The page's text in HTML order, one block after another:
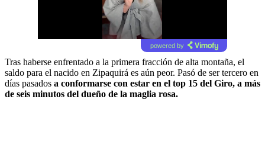
powered by
Tras haberse enfrentado a la primera fracción de alta montaña, el
saldo para el nacido en Zipaquirá es aún peor. Pasó de ser tercero en
días pasados a conformarse con estar en el top 15 del Giro, a más
de seis minutos del dueño de la maglia rosa.